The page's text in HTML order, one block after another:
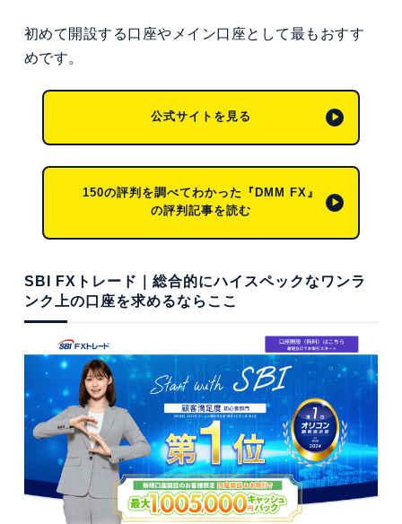
初めて開設する口座やメイン口座として最もおすす
めです。
公式サイトを見る
150の評判を調べてわかった『DMM FX』
の評判記事を読む
SBI FXトレード｜総合的にハイスペックなワンラ
ンク上の口座を求めるならここ